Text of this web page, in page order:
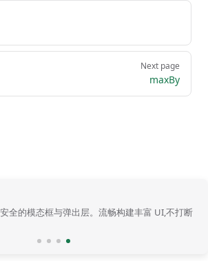
Next page
maxBy
全的模态框与弹出层。流畅构建丰富 UI,不打断